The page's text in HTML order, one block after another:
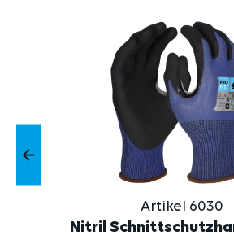
Artikel 6030
Nitril